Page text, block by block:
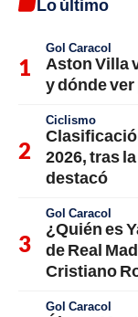
Lo último
Gol Caracol
Aston Villa
y dónde
Ciclismo
2026, tras
destacó
Gol Caracol
¿Quién es
de Real
Cristiano
Gol Caracol